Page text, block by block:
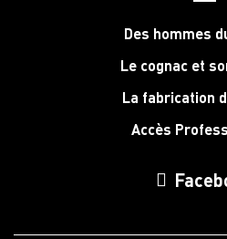
Des hommes
Le cognac et
La fabrication
Accès